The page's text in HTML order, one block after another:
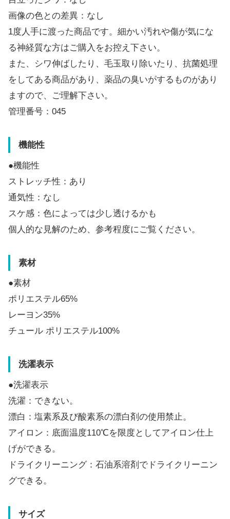
画像の色との差異：なし
1度人手に渡った商品です。細かい汚れや傷が気にな
る神経質な方はご購入をお控え下さい。
また、シワ伸ばしたり、毛玉取り除いたり、抗菌処理
をしてある商品があり、薬品の臭いがするものがあり
ますので、ご理解下さい。
管理番号：045
機能性
●機能性
ストレッチ性：あり
通気性：なし
スケ感：色によっては少し透けるかも
個人的な見解のため、参考程度にご覧ください。
素材
●素材
ポリエステル65%
レーヨン35%
チュール ポリエステル100%
洗濯表示
●洗濯表示
洗濯：できない。
漂白：塩素系及び酸素系の漂白剤の使用禁止。
アイロン：底面温度110℃を限度としてアイロン仕上
げができる。
ドライクリーニング：石油系溶剤でドライクリーニン
グできる。
サイズ